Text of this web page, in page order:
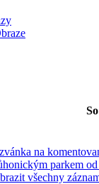
So
na
parkem
všechny